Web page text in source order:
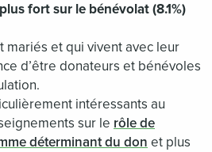
fort sur le bénévolat (8.1%)
mariés et qui vivent avec leur
d’être donateurs et bénévoles
intéressants au
sur le rôle de
déterminant du don et plus